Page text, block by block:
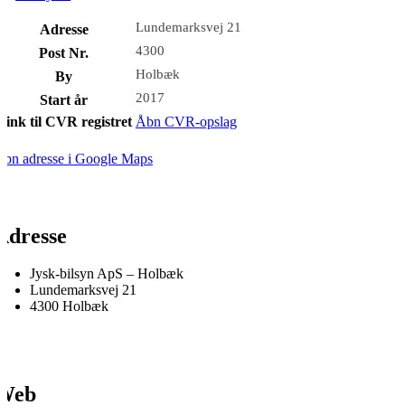
Adresse Lundemarksvej 21
Post Nr. 4300
By Holbæk
Start år 2017
til CVR registret Åbn CVR-opslag
adresse i Google Maps
Jysk-bilsyn ApS – Holbæk
Lundemarksvej 21
4300 Holbæk